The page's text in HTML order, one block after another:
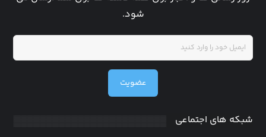
شود.
عضویت
شبکه های اجتماعی